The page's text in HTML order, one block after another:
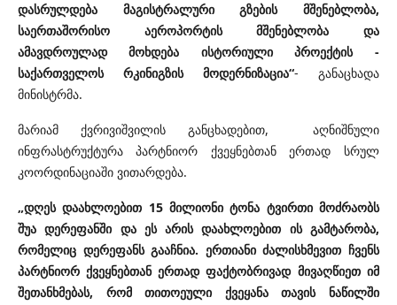
დასრულდება მაგისტრალური გზების მშენებლობა,
საერთაშორისო აეროპორტის მშენებლობა და
ამავდროულად მოხდება ისტორიული პროექტის -
საქართველოს რკინიგზის მოდერნიზაცია“- განაცხადა
მინისტრმა.
მარიამ ქვრივიშვილის განცხადებით, აღნიშნული
ინფრასტრუქტურა პარტნიორ ქვეყნებთან ერთად სრულ
კოორდინაციაში ვითარდება.
„დღეს დაახლოებით 15 მილიონი ტონა ტვირთი მოძრაობს
შუა დერეფანში და ეს არის დაახლოებით ის გამტარობა,
რომელიც დერეფანს გააჩნია. ერთიანი ძალისხმევით ჩვენს
პარტნიორ ქვეყნებთან ერთად ფაქტობრივად მივაღწიეთ იმ
შეთანხმებას, რომ თითოეული ქვეყანა თავის ნაწილში